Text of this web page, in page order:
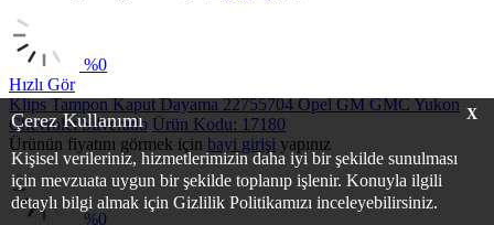
X
Çerez Kullanımı
Kişisel verileriniz, hizmetlerimizin daha iyi bir şekilde sunulması
için mevzuata uygun bir şekilde toplanıp işlenir. Konuyla ilgili
detaylı bilgi almak için Gizlilik Politikamızı inceleyebilirsiniz.
%0
Hızlı Gör
Klips Tampon Kaput Dayama 22755704 Opel GM GMC Yukon
Chevrolet Silverado Ürün Kodu: 17180
Ürünün fiyatını görmek için bayi girişi yapınız
%0